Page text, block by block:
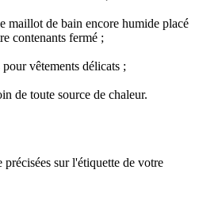
maillot de bain encore humide placé
contenants fermé ;
vêtements délicats ;
de toute source de chaleur.
sur l'étiquette de votre